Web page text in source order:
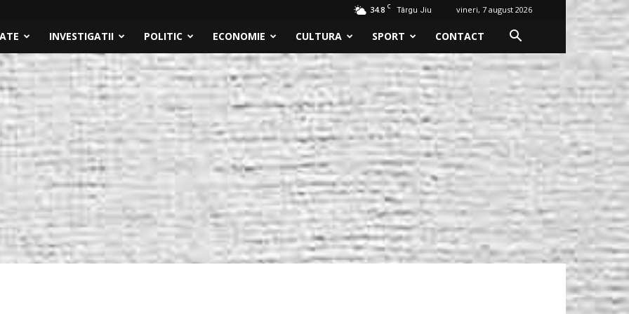
34.8 C Târgu Jiu vineri, 7 august 2026
INVESTIGATII POLITIC ECONOMIE CULTURA SPORT CONTACT